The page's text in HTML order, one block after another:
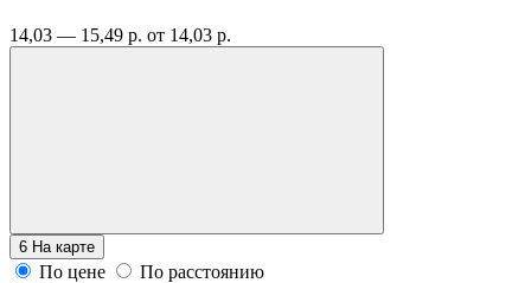
14,03 — 15,49 р. от 14,03 р.
6 На карте
По цене
По расстоянию